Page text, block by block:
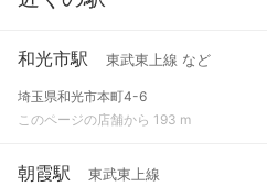
和光市駅 東武東上線 など
埼玉県和光市本町4-6
このページの店舗から 193 m
朝霞駅 東武東上線